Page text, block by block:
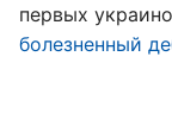
первых
болезненный